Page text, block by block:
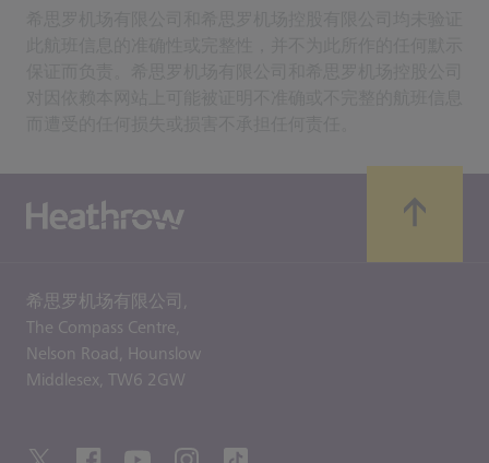
希思罗机场有限公司,
The Compass Centre,
Nelson Road, Hounslow
Middlesex, TW6 2GW